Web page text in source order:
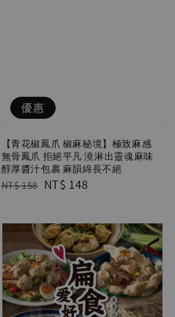
優惠
【青花椒鳳爪 椒麻秘境】極致麻感
無骨鳳爪 拒絕平凡 澆淋出靈魂麻味
醇厚醬汁包裹 麻韻綿長不絕
Regular
NT$ 158 Sale
NT$ 148